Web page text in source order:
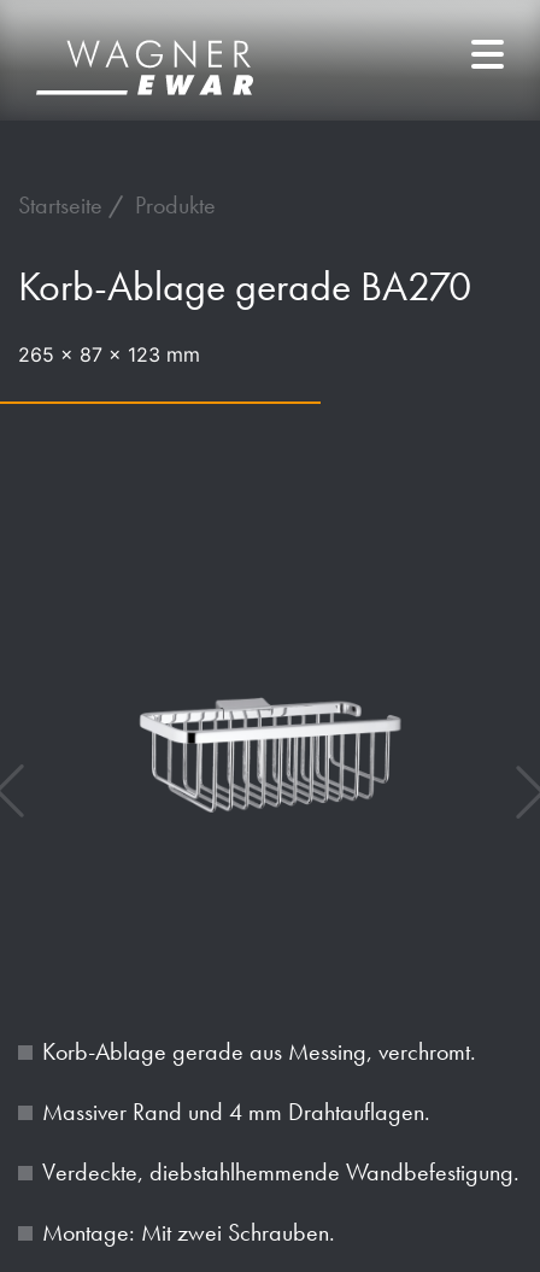
Startseite Produkte
Korb-Ablage gerade BA270
265 x 87 x 123 mm
Korb-Ablage gerade aus Messing, verchromt.
Massiver Rand und 4 mm Drahtauflagen.
Verdeckte, diebstahlhemmende Wandbefestigung.
Montage: Mit zwei Schrauben.